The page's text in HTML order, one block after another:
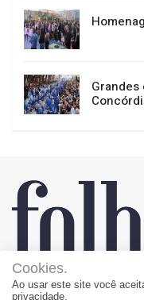
Grandes
Cookies.
Ao usar este site você
privacidade.